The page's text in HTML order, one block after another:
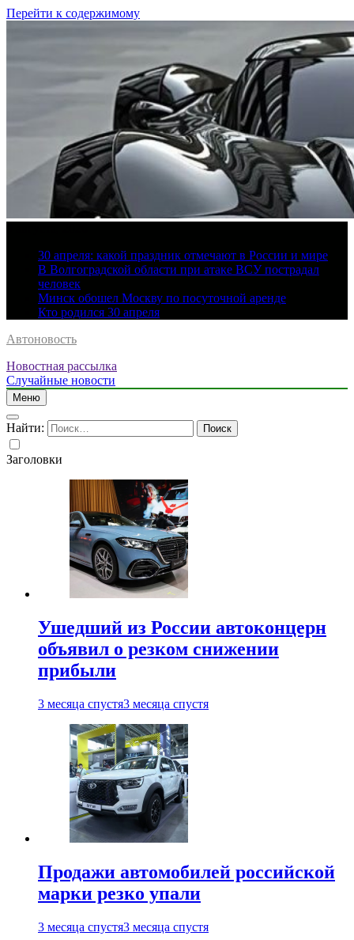
Перейти к содержимому
30 апреля: какой праздник отмечают в России и мире
В Волгоградской области при атаке ВСУ пострадал
человек
Минск обошел Москву по посуточной аренде
Кто родился 30 апреля
Автоновость
Новостная рассылка
Случайные новости
Меню
Найти:
Заголовки
Ушедший из России автоконцерн
объявил о резком снижении
прибыли
3 месяца спустя3 месяца спустя
Продажи автомобилей российской
марки резко упали
3 месяца спустя3 месяца спустя